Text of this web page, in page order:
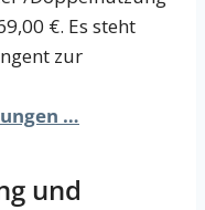
€. Es steht
zur
…
und